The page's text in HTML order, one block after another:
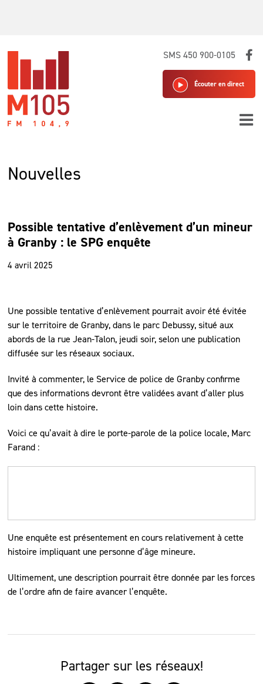
SMS 450 900-0105
Écouter en direct
Nouvelles
Possible tentative d’enlèvement d’un mineur
à Granby : le SPG enquête
4 avril 2025
Une possible tentative d’enlèvement pourrait avoir été évitée
sur le territoire de Granby, dans le parc Debussy, situé aux
abords de la rue Jean-Talon, jeudi soir, selon une publication
diffusée sur les réseaux sociaux.
Invité à commenter, le Service de police de Granby confirme
que des informations devront être validées avant d’aller plus
loin dans cette histoire.
Voici ce qu’avait à dire le porte-parole de la police locale, Marc
Farand :
Une enquête est présentement en cours relativement à cette
histoire impliquant une personne d’âge mineure.
Ultimement, une description pourrait être donnée par les forces
de l’ordre afin de faire avancer l’enquête.
Partager sur les réseaux!